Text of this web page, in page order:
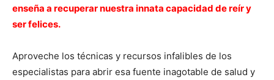
enseña a recuperar nuestra innata capacidad de reír y
ser felices.
Aproveche los técnicas y recursos infalibles de los
especialistas para abrir esa fuente inagotable de salud y